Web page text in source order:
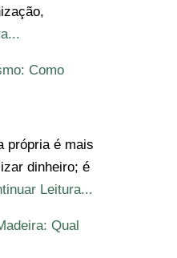
Como
própria é mais
dinheiro; é
Leitura...
Qual